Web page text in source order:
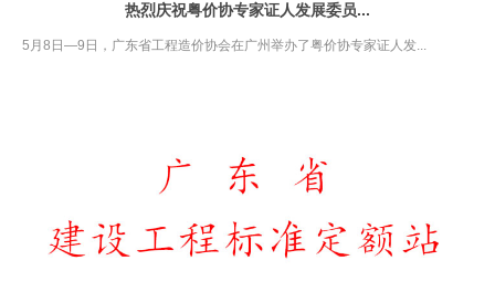
热烈庆祝粤价协专家证人发展委员...
5月8日—9日，广东省工程造价协会在广州举办了粤价协专家证人发...